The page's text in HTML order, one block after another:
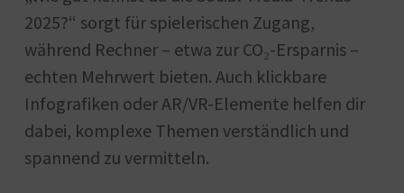
2025?“ sorgt für spielerischen Zugang,
während Rechner – etwa zur CO₂-Ersparnis –
echten Mehrwert bieten. Auch klickbare
Infografiken oder AR/VR-Elemente helfen dir
dabei, komplexe Themen verständlich und
spannend zu vermitteln.